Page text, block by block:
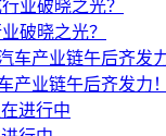
破晓之光？
产业链午后齐发力